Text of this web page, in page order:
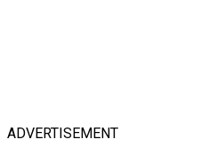
ADVERTISEMENT